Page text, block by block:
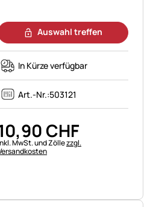
Auswahl treffen
In Kürze verfügbar
Art.-Nr.:503121
,90CHF
MwSt. und Zöllezzgl.